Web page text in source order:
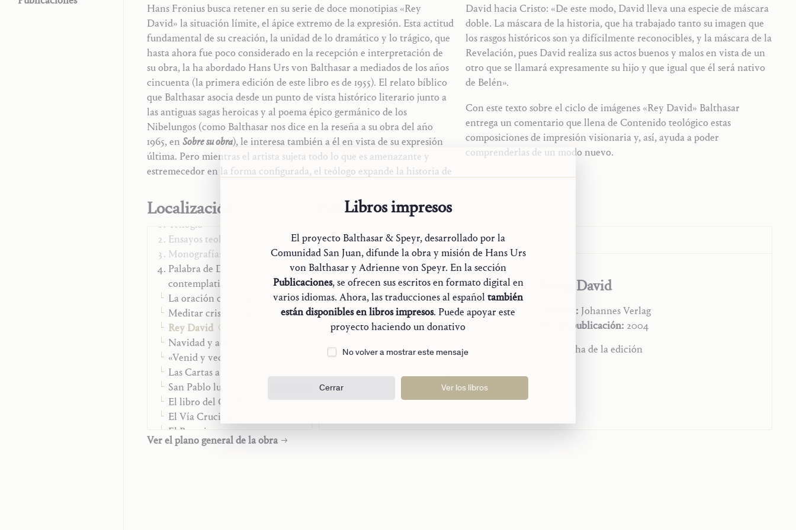
Hans Fronius busca retener en su serie de doce monotipias «Rey
David» la situación límite, el ápice extremo de la expresión. Esta actitud
fundamental de su creación, la unidad de lo dramático y lo trágico, que
hasta ahora fue poco considerado en la recepción e interpretación de
su obra, la ha abordado Hans Urs von Balthasar a mediados de los años
cincuenta (la primera edición de este libro es de 1955). El relato bíblico
que Balthasar asocia desde un punto de vista histórico literario junto a
las antiguas sagas heroicas y al poema épico germánico de los
Nibelungos (como Balthasar nos dice en la reseña a su obra del año
1965, en Sobre su obra), le interesa también a él en vista de su expresión
última. Pero mientras el artista sujeta todo lo que es amenazante y
estremecedor en la forma configurada, el teólogo expande la historia de
David hacia Cristo: «De este modo, David lleva una especie de máscara
doble. La máscara de la historia, que ha trabajado tanto su imagen que
los rasgos históricos son ya difícilmente reconocibles, y la máscara de la
Revelación, pues David realiza sus actos buenos y malos en vista de un
otro que se llamará expresamente su hijo y que igual que él será nativo
de Belén».
Con este texto sobre el ciclo de imágenes «Rey David» Balthasar
entrega un comentario que llena de Contenido teológico estas
composiciones de impresión visionaria y, así, ayuda a poder
comprenderlas de un modo nuevo.
Localización
Trilogía
Ensayos teológicos
Monografías
Palabra de Dios y oración
contemplativa
La oración contemplativa
Meditar cristianamente
Rey David
Navidad y adoración
«Venid y ved»
Las Cartas a los Tesalonicenses y las Cartas pastorales de San Pablo
San Pablo lucha con su comunidad
El libro del Cordero
El Vía Crucis del Señor en el Coliseo
El Rosario
«Tú coronas el año con tu gracia»
Ver el plano general de la obra
Ediciones
Edición enidioma original
König David
Editorial: Johannes Verlag
Año de publicación: 2004
Ir a la ficha de la edición
Libros impresos
El proyecto Balthasar & Speyr, desarrollado por la
Comunidad San Juan, difunde la obra y misión de Hans Urs
von Balthasar y Adrienne von Speyr. En la sección
Publicaciones, se ofrecen sus escritos en formato digital en
varios idiomas. Ahora, las traducciones al españoltambién
están disponibles en libros impresos. Puede apoyar este
proyecto haciendo un donativo
No volver a mostrar este mensaje
Cerrar Ver los libros